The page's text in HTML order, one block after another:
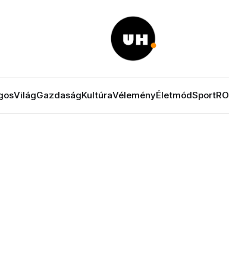
VilágGazdaságKultúraVéleményÉletmódSportRO